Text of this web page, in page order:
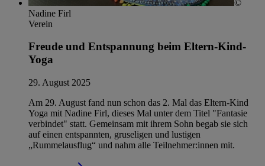
©
Nadine Firl
Verein
Freude und Entspannung beim Eltern-Kind-
Yoga
29. August 2025
Am 29. August fand nun schon das 2. Mal das Eltern-Kind
Yoga mit Nadine Firl, dieses Mal unter dem Titel "Fantasie
verbindet" statt. Gemeinsam mit ihrem Sohn begab sie sich
auf einen entspannten, gruseligen und lustigen
„Rummelausflug“ und nahm alle Teilnehmer:innen mit.